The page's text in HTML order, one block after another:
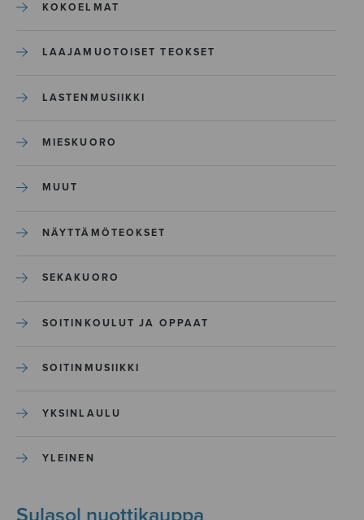
KOKOELMAT
LAAJAMUOTOISET TEOKSET
LASTENMUSIIKKI
MIESKUORO
MUUT
NÄYTTÄMÖTEOKSET
SEKAKUORO
SOITINKOULUT JA OPPAAT
SOITINMUSIIKKI
YKSINLAULU
YLEINEN
Sulasol nuottikauppa